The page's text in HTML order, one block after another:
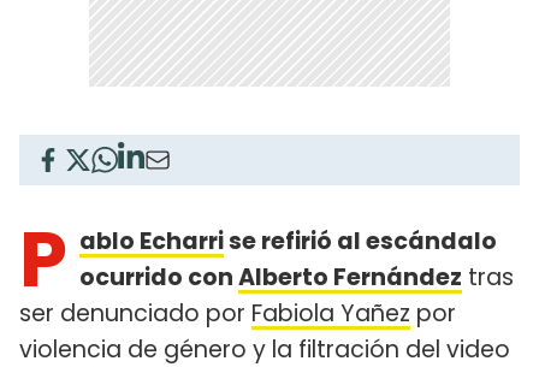
P ablo Echarrise refirió al escándalo
ocurrido conAlberto Fernández tras
ser denunciado por Fabiola Yañez por
violencia de género y la filtración del video